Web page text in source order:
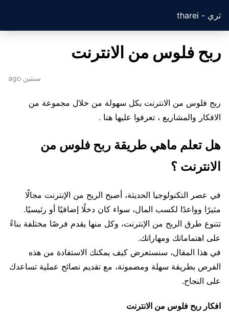
ثري - tharei
ربح فلوس من الانترنت
سنتين ago
ربح فلوس من الانترنت بكل سهولة من خلال مجموعة من
الافكار والمشاريع ، تعرفوا عليها هنا .
هل تعلم ماهي طريقة ربح فلوس من
الانترنت ؟
في عصر التكنولوجيا الحديثة، أصبح الربح من الإنترنت مجالًا
مثيرًا وواعدًا لكسب المال، سواء كان دخلًا إضافيًا أو رئيسيًا.
تتنوع طرق الربح من الإنترنت، وكل منها يقدم فرصًا مختلفة بناءً
على اهتماماتك ومهاراتك.
في هذا المقال، سنستعرض كيف يمكنك الاستفادة من هذه
الفرص بطريقة سهلة ومضمونة، مع تقديم نصائح عملية تساعدك
على النجاح.
افكار ربح فلوس من الانترنت